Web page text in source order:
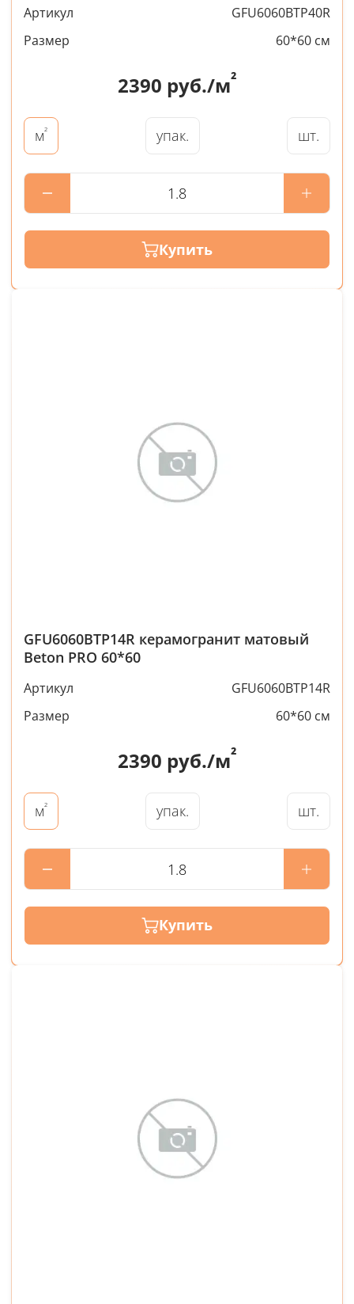
Артикул
GFU6060BTP40R
Размер
60*60 см
2390 руб./м²
м² упак. шт.
Купить
GFU6060BTP14R керамогранит матовый
Beton PRO 60*60
Артикул
GFU6060BTP14R
Размер
60*60 см
2390 руб./м²
м² упак. шт.
Купить